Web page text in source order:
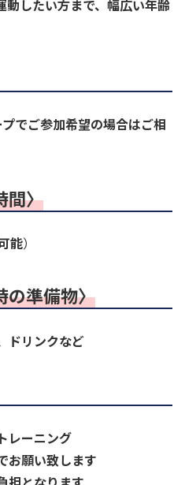
動したい方まで、幅広い年齢
でご参加希望の場合はご相
間〉
能）
の準備物〉
ドリンクなど
レーニング
お願い致します